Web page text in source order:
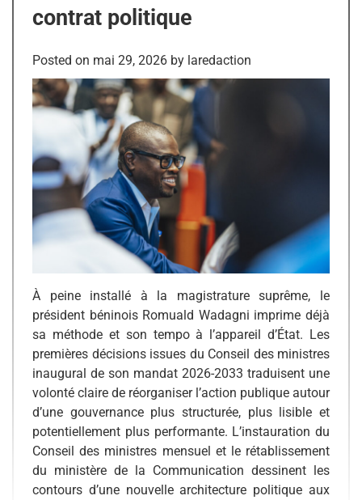
contrat politique
Posted on mai 29, 2026 by laredaction
À peine installé à la magistrature suprême, le
président béninois Romuald Wadagni imprime déjà
sa méthode et son tempo à l’appareil d’État. Les
premières décisions issues du Conseil des ministres
inaugural de son mandat 2026-2033 traduisent une
volonté claire de réorganiser l’action publique autour
d’une gouvernance plus structurée, plus lisible et
potentiellement plus performante. L’instauration du
Conseil des ministres mensuel et le rétablissement
du ministère de la Communication dessinent les
contours d’une nouvelle architecture politique aux